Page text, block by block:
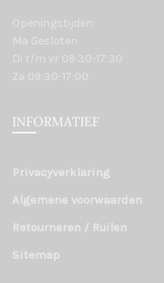
Openingstijden:
Ma Gesloten
Di t/m vr 09:30-17:30
Za 09:30-17:00
INFORMATIEF
Privacyverklaring
Algemene voorwaarden
Retourneren / Ruilen
Sitemap